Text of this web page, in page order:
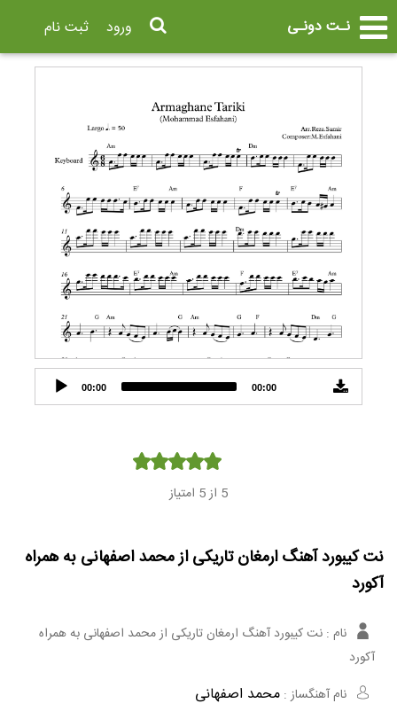
نـت دونـی ثبت نام ورود
Audio
Player
00:00 00:00
5 از 5 امتیاز
نت کیبورد آهنگ ارمغان تاریکی از محمد اصفهانی به همراه
آکورد
نام : نت کیبورد آهنگ ارمغان تاریکی از محمد اصفهانی به همراه
آکورد
نام آهنگساز : محمد اصفهانی